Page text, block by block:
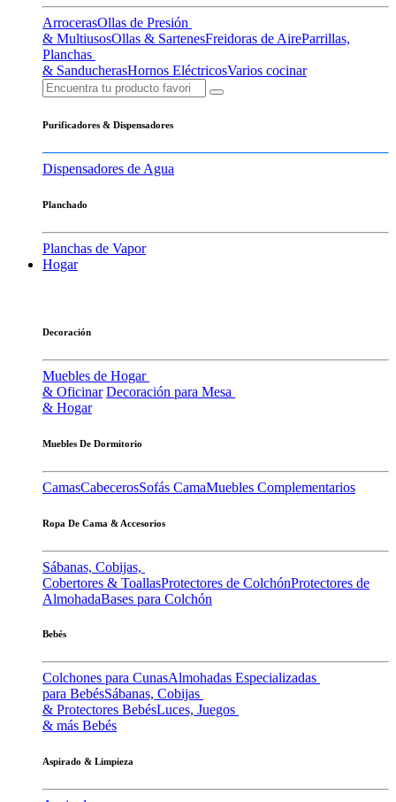
ArrocerasOllas de Presión
& MultiusosOllas & SartenesFreidoras de AireParrillas,
Planchas
& SanducherasHornos EléctricosVarios cocinar
Purificadores & Dispensadores
Dispensadores de Agua
Planchado
Planchas de Vapor
Hogar
Decoración
Muebles de Hogar
& Oficinar Decoración para Mesa
& Hogar
Muebles De Dormitorio
CamasCabecerosSofás CamaMuebles Complementarios
Ropa De Cama & Accesorios
Sábanas, Cobijas,
Cobertores & ToallasProtectores de ColchónProtectores de
AlmohadaBases para Colchón
Bebés
Colchones para CunasAlmohadas Especializadas
para BebésSábanas, Cobijas
& Protectores BebésLuces, Juegos
& más Bebés
Aspirado & Limpieza